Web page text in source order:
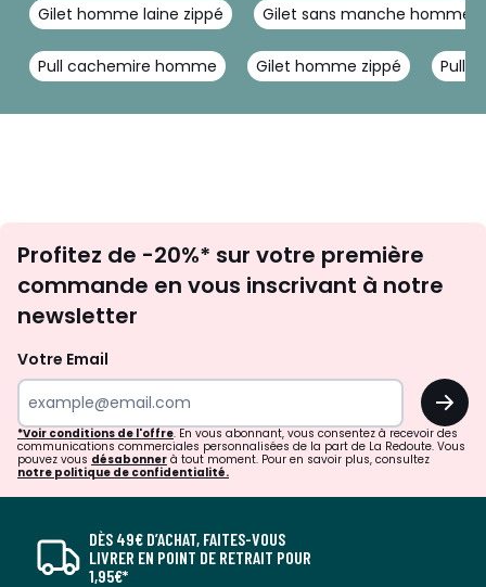
Gilet homme laine zippé Gilet sans manche homme
Pull cachemire homme Gilet homme zippé Pull
newsletter
Profitez de -20%* sur votre première
commande en vous inscrivant à notre
newsletter
Votre Email
OK
*Voir conditions de l'offre. En vous abonnant, vous consentez à recevoir des
communications commerciales personnalisées de la part de La Redoute. Vous
pouvez vous désabonner à tout moment. Pour en savoir plus, consultez
notre politique de confidentialité.
DÈS 49€ D’ACHAT, FAITES-VOUS
LIVRER EN POINT DE RETRAIT POUR
1,95€*